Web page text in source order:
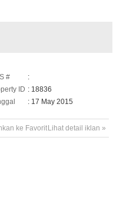
#
:
ID : 18836
: 17 May 2015
Lihat detail iklan »
ke Favorit